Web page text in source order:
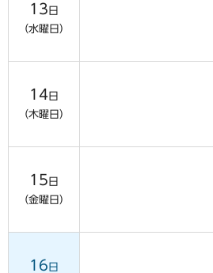
13 日
（水曜日）
14 日
（木曜日）
15 日
（金曜日）
16 日